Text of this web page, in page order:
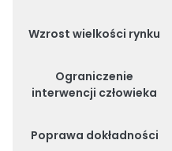
Wzrost wielkości rynku
Ograniczenie
interwencji człowieka
Poprawa dokładności